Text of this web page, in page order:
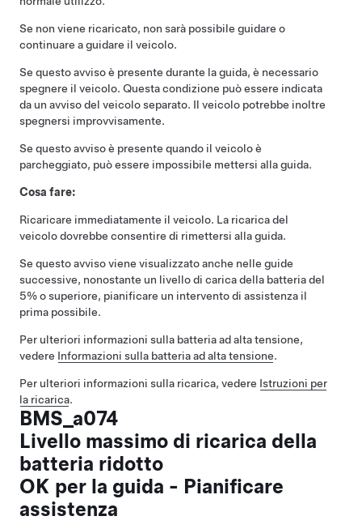
Se non viene ricaricato, non sarà possibile guidare o
continuare a guidare il veicolo.
Se questo avviso è presente durante la guida, è necessario
spegnere il veicolo. Questa condizione può essere indicata
da un avviso del veicolo separato. Il veicolo potrebbe inoltre
spegnersi improvvisamente.
Se questo avviso è presente quando il veicolo è
parcheggiato, può essere impossibile mettersi alla guida.
Cosa fare:
Ricaricare immediatamente il veicolo. La ricarica del
veicolo dovrebbe consentire di rimettersi alla guida.
Se questo avviso viene visualizzato anche nelle guide
successive, nonostante un livello di carica della batteria del
5% o superiore, pianificare un intervento di assistenza il
prima possibile.
Per ulteriori informazioni sulla batteria ad alta tensione,
vedere Informazioni sulla batteria ad alta tensione.
Per ulteriori informazioni sulla ricarica, vedere Istruzioni per
la ricarica.
BMS_a074
Livello massimo di ricarica della
batteria ridotto
OK per la guida - Pianificare
assistenza